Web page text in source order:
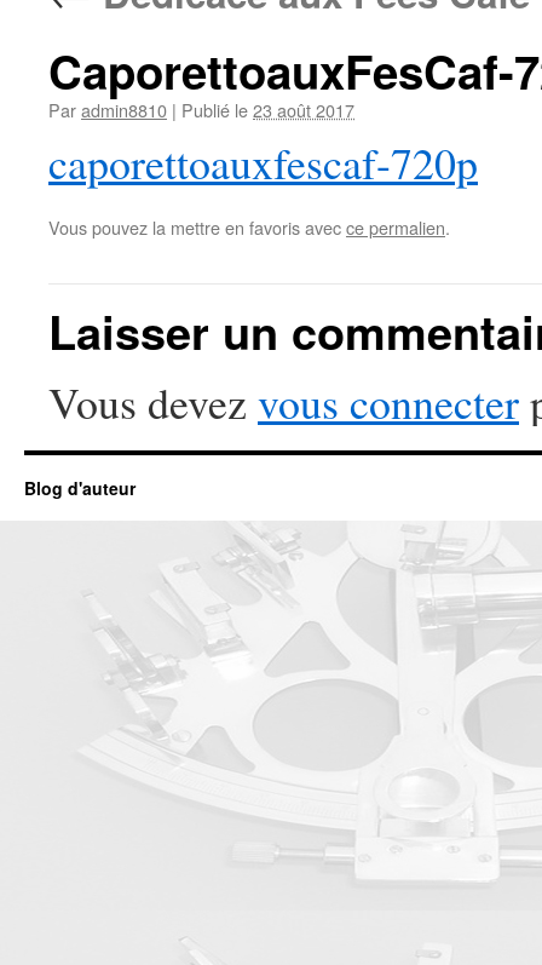
CaporettoauxFesCaf-
Paradmin8810 | Publié le23 août 2017
caporettoauxfescaf-720p
Vous pouvez la mettre en favoris avecce permalien.
Laisser un
Vous devez vous connecter
Blog d'auteur